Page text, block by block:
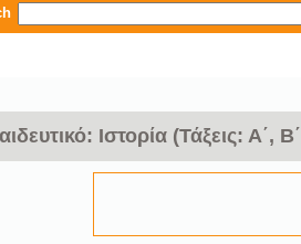
Ιστορία (Τάξεις: Α΄,